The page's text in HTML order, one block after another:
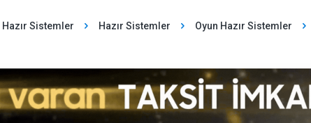
Sistemler Hazır Sistemler Oyun Hazır Sistemler